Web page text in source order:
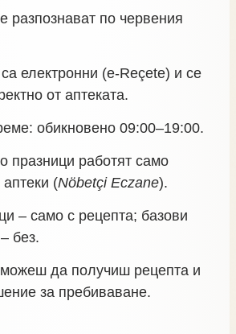
разпознават по червения
електронни (e‑Reçete) и се
от аптеката.
обикновено 09:00–19:00.
празници работят само
(Nöbetçi Eczane).
– само с рецепта; базови
без.
да получиш рецепта и
за пребиваване.